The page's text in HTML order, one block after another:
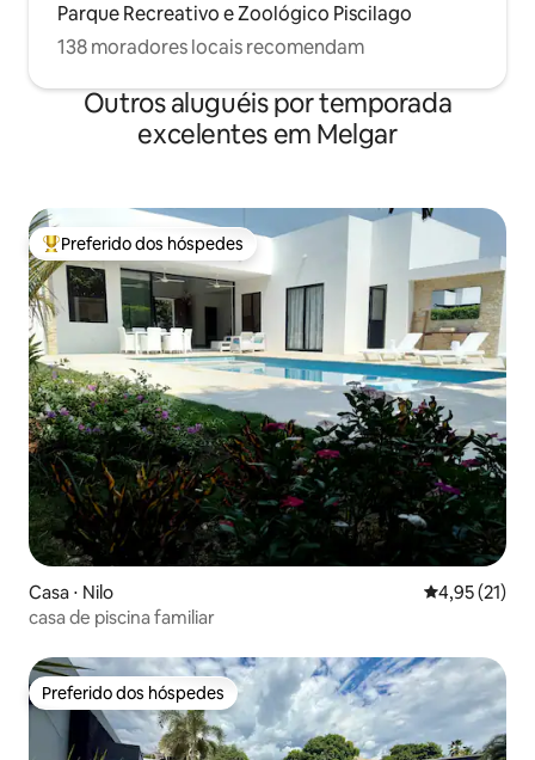
Parque Recreativo e Zoológico Piscilago
138 moradores locais recomendam
Outros aluguéis por temporada
excelentes em Melgar
Entre os melhores preferidos dos hóspedes
Preferido dos hóspedes
Casa ⋅ Nilo 4,95 de uma
4,95 (21)
casa de piscina familiar
Preferido dos hóspedes
Preferido dos hóspedes